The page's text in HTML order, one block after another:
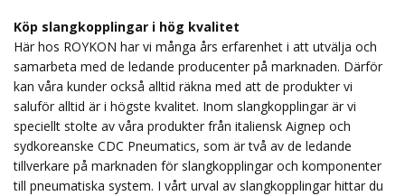
Köp slangkopplingar i hög kvalitet
Här hos ROYKON har vi många års erfarenhet i att utvälja och
samarbeta med de ledande producenter på marknaden. Därför
kan våra kunder också alltid räkna med att de produkter vi
saluför alltid är i högste kvalitet. Inom slangkopplingar är vi
speciellt stolte av våra produkter från italiensk Aignep och
sydkoreanske CDC Pneumatics, som är två av de ledande
tillverkare på marknaden för slangkopplingar och komponenter
till pneumatiska system. I vårt urval av slangkopplingar hittar du